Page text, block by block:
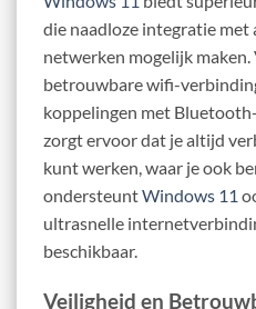
die naadloze integratie met
netwerken mogelijk maken.
betrouwbare wifi-
koppelingen met
zorgt ervoor dat je altijd
kunt werken, waar je ook
ondersteuntWindows 11
ultrasnelle
beschikbaar.
Veiligheid en